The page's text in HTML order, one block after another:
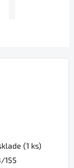
(1 ks)
155